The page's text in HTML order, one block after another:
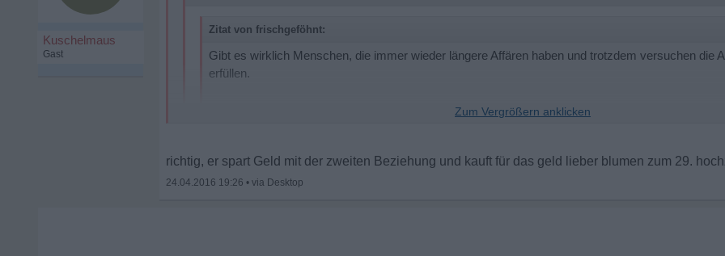
Kuschelmaus
Gast
Zitat von frischgeföhnt:
Gibt es wirklich Menschen, die immer wieder längere Affären haben und trotzdem versuchen die
erfüllen.
Das ist mir so fremd. Stehe völlig auf dem Schlauch..
richtig, er spart Geld mit der zweiten Beziehung und kauft für das geld lieber blumen zum 29.
24.04.2016 19:26 •